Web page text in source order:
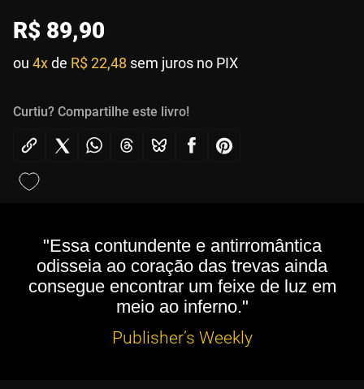
R$ 89,90
ou 4xde R$ 22,48 sem juros no PIX
Curtiu? Compartilhe este livro!
"Essa contundente e antirromântica
odisseia ao coração das trevas ainda
consegue encontrar um feixe de luz em
meio ao inferno."
Publisher’s Weekly